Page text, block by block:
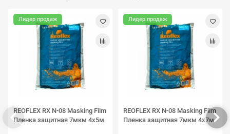
Лидер продаж
REOFLEX RX N-08 Masking Film
Пленка защитная 7мкм 4х5м
Лидер продаж
REOFLEX RX N-08 Masking Film
Пленка защитная 7мкм 4х7м